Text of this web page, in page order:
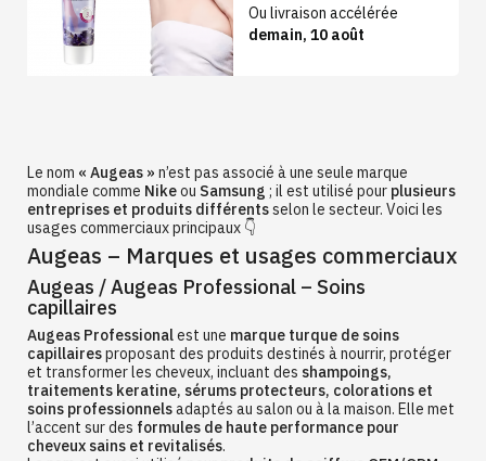
Ou livraison accélérée
demain, 10 août
Le nom « Augeas » n’est pas associé à une seule marque
mondiale comme Nikeou Samsung ; il est utilisé pour plusieurs
entreprises et produits différentsselon le secteur. Voici les
usages commerciaux principaux 👇
Augeas – Marques et usages commerciaux
Augeas / Augeas Professional – Soins
capillaires
Augeas Professionalest une marque turque de soins
capillairesproposant des produits destinés à nourrir, protéger
et transformer les cheveux, incluant des shampoings,
traitements keratine, sérums protecteurs, colorations et
soins professionnelsadaptés au salon ou à la maison. Elle met
l’accent sur des formules de haute performance pour
cheveux sains et revitalisés.